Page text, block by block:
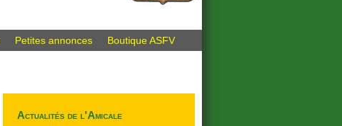
Petites annonces Boutique ASFV
Actualités de l'Amicale